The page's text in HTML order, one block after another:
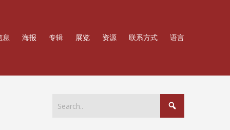
息 海报 专辑 展览 资源 联系方式 语言